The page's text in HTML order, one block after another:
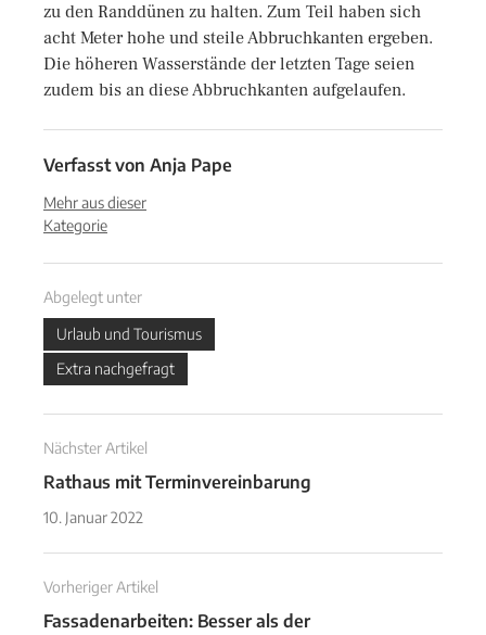
zu den Randdünen zu halten. Zum Teil haben sich
acht Meter hohe und steile Abbruchkanten ergeben.
Die höheren Wasserstände der letzten Tage seien
zudem bis an diese Abbruchkanten aufgelaufen.
Verfasst von Anja Pape
Mehr aus dieser
Kategorie
Abgelegt unter
Urlaub und Tourismus
Extra nachgefragt
Nächster Artikel
Rathaus mit Terminvereinbarung
10. Januar 2022
Vorheriger Artikel
Fassadenarbeiten: Besser als der